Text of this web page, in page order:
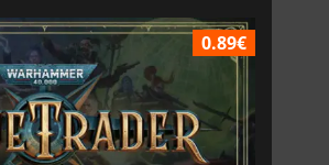
0.89€